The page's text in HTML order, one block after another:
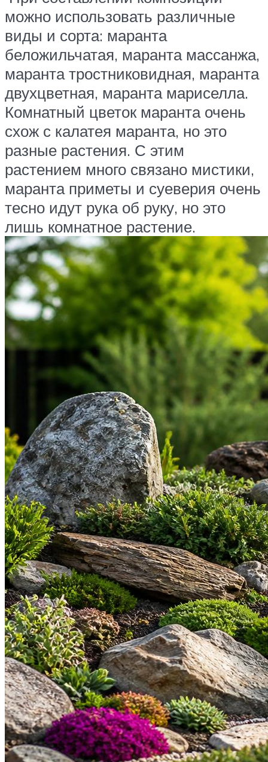
можно использовать различные
виды и сорта: маранта
беложильчатая, маранта массанжа,
маранта тростниковидная, маранта
двухцветная, маранта мариселла.
Комнатный цветок маранта очень
схож с калатея маранта, но это
разные растения. С этим
растением много связано мистики,
маранта приметы и суеверия очень
тесно идут рука об руку, но это
лишь комнатное растение.